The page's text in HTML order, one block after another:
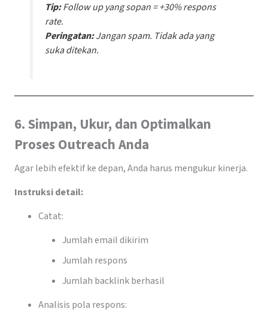
Tip:Follow up yang sopan = +30% respons
rate.
Peringatan:Jangan spam. Tidak ada yang
suka ditekan.
6. Simpan, Ukur, dan Optimalkan
Proses Outreach Anda
Agar lebih efektif ke depan, Anda harus mengukur kinerja.
Instruksi detail:
Catat:
Jumlah email dikirim
Jumlah respons
Jumlah backlink berhasil
Analisis pola respons: